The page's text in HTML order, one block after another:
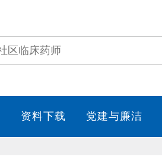
资料下载 党建与廉洁